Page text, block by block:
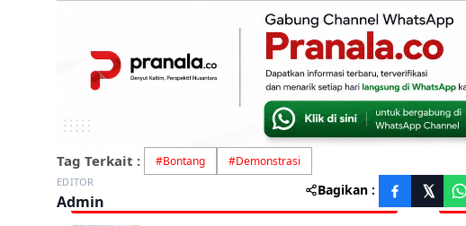
Tag Terkait : #Bontang #Demonstrasi
EDITOR
Admin
Bagikan :